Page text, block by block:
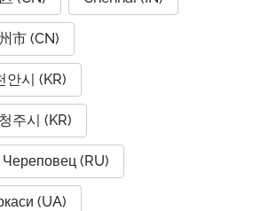
市 (CN)
안시 (KR)
주시 (KR)
(RU)
(UA)